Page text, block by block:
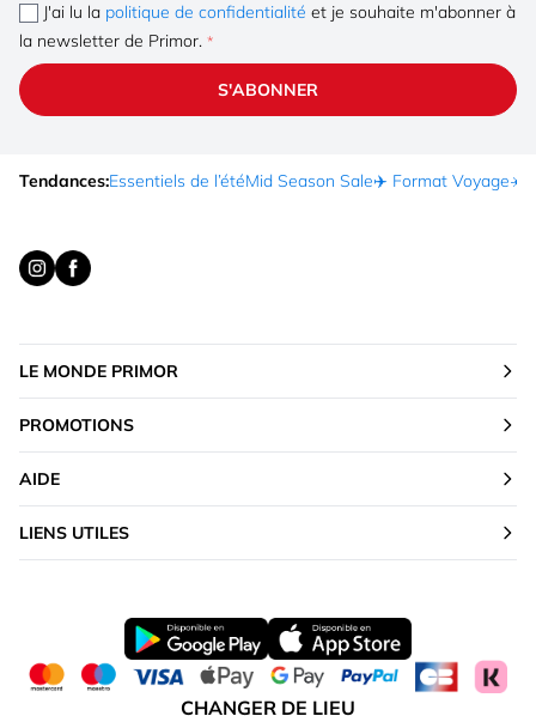
J'ai lu la politique de confidentialité et je souhaite m'abonner à
la newsletter de Primor.
S'ABONNER
Tendances:Essentiels de l’étéMid Season Sale✈️ Format Voyage☀️
LE MONDE PRIMOR
PROMOTIONS
AIDE
LIENS UTILES
CHANGER DE LIEU